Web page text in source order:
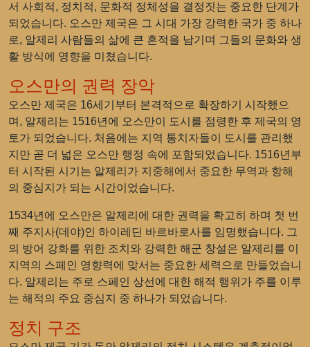
서 사회적, 정치적, 문화적 정체성을 결정짓는 중요한 단계가
되었습니다. 오스만 제국은 그 시대 가장 강력한 국가 중 하나
로, 알제리 사람들의 삶에 큰 흔적을 남기며 그들의 문화와 생
활 방식에 영향을 미쳤습니다.
오스만의 권력 장악
오스만 제국은 16세기부터 본격적으로 확장하기 시작했으
며, 알제리는 1516년에 오스만이 도시를 점령한 후 제국의 영
토가 되었습니다. 처음에는 지역 통치자들이 도시를 관리했
지만 곧 더 넓은 오스만 행정 속에 포함되었습니다. 1516년부
터 시작된 시기는 알제리가 지중해에서 중요한 무역과 항해
의 중심지가 되는 시간이었습니다.
1534년에 오스만은 알제리에 대한 권력을 확고히 하며 첫 번
째 주지사(데야)인 하이레딘 바르바로사를 임명했습니다. 그
의 방어 강화를 위한 조치와 강력한 해군 창설은 알제리를 이
지역의 스페인 영향력에 맞서는 중요한 세력으로 만들었습니
다. 알제리는 주로 스페인 상선에 대한 해적 행위가 주를 이루
는 해적의 주요 중심지 중 하나가 되었습니다.
정치 구조